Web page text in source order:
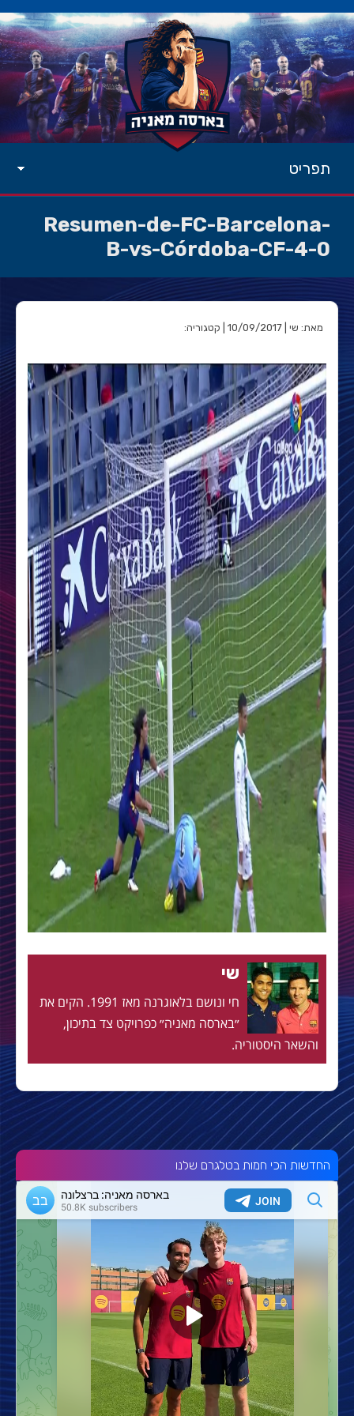
תפריט
Resumen-de-FC-Barcelona-
B-vs-Córdoba-CF-4-0
מאת: שי | 10/09/2017 | קטגוריה:
שי
חי ונושם בלאוגרנה מאז 1991. הקים את
״בארסה מאניה״ כפרויקט צד בתיכון,
והשאר היסטוריה.
החדשות הכי חמות בטלגרם שלנו